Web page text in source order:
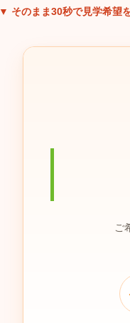
▼ そのまま30秒で見学希望
ご